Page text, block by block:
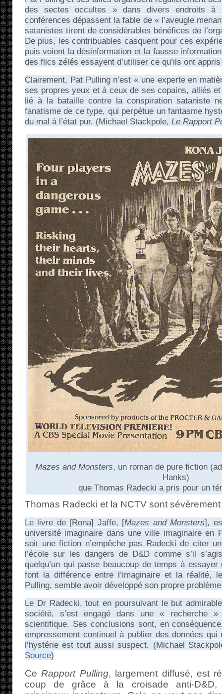
des sectes occultes » dans divers endroits
conférences dépassent la fable de « l’aveugle
satanistes tirent de considérables bénéfices de
De plus, les contribuables casquent pour ces
puis voient la désinformation et la fausse
des flics zélés essayent d’utiliser ce qu’ils ont
Clairement, Pat Pulling n’est « une experte en
ses propres yeux et à ceux de ses copains, alliés
lié à la bataille contre la conspiration sataniste
fanatisme de ce type, qui perpétue un fantasme
du mal à l’état pur. (Michael Stackpole, Le Rapport
Mazes and Monsters, un roman de pure fiction
Hanks)
que Thomas Radecki a pris pour un
Thomas Radecki et la NCTV sont
Le livre de [Rona] Jaffe, [Mazes and Monsters],
université imaginaire dans une ville imaginaire en
soit une fiction n’empêche pas Radecki de citer
l’école sur les dangers de D&D comme s’il
quelqu’un qui passe beaucoup de temps à
font la différence entre l’imaginaire et la réalité,
Pulling, semble avoir développé son propre
Le Dr Radecki, tout en poursuivant le but
société, s’est engagé dans une « recherche »
scientifique. Ses conclusions sont, en
empressement continuel à publier des données
l’hystérie est tout aussi suspect. (Michael
Source)
Ce Rapport Pulling, largement diffusé, est
coup de grâce à la croisade anti-D&D,